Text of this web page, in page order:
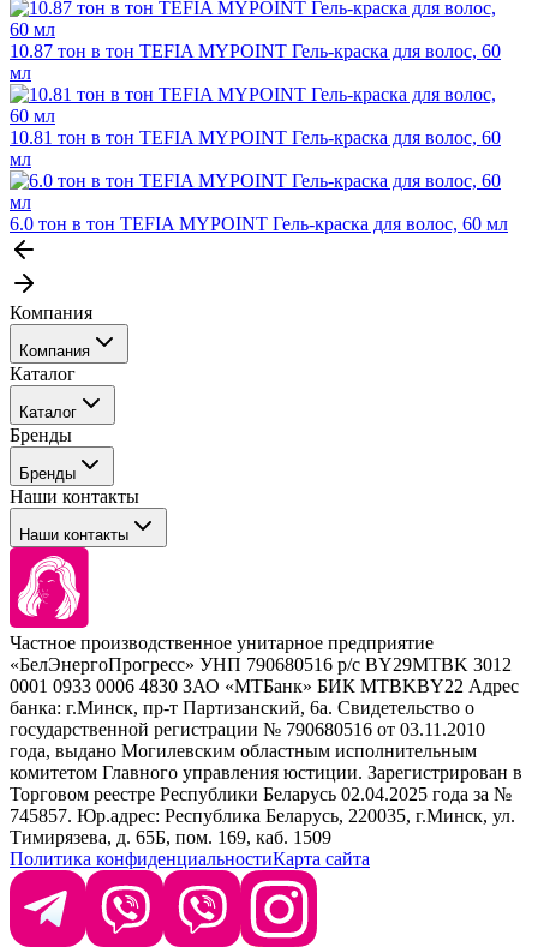
10.87 тон в тон TEFIA MYPOINT Гель-краска для волос, 60
мл
10.81 тон в тон TEFIA MYPOINT Гель-краска для волос, 60
мл
6.0 тон в тон TEFIA MYPOINT Гель-краска для волос, 60 мл
Компания
Компания
События
Покупателю
Каталог
Каталог
Профессиональные средства для окрашивания волос
Сервисные средства
Уход
Стайлинг
Брови и ресницы
Барберинг
Наборы
Расходные материалы
Бренды
Бренды
Tefia
Concept
Kezy
Barex
Sim Sensitive
Kebren
Selective Professional
White Line
Наши контакты
Наши контакты
+ 375 44 7233514
+ 375 29 1649505
info@krasabel.by
Офис: г. Минск, ул. Тимирязева 65Б, офис 1509
Склад: г. Минск, ул. Домбровская, 15
Время работы: пн–чт 9:00–17:30, пт 9:00–17:00
Частное производственное унитарное предприятие
«БелЭнергоПрогресс» УНП 790680516 р/с BY29MTBK 3012
0001 0933 0006 4830 ЗАО «МТБанк» БИК MTBKBY22 Адрес
банка: г.Минск, пр-т Партизанский, 6а. Свидетельство о
государственной регистрации № 790680516 от 03.11.2010
года, выдано Могилевским областным исполнительным
комитетом Главного управления юстиции. Зарегистрирован в
Торговом реестре Республики Беларусь 02.04.2025 года за №
745857. Юр.адрес: Республика Беларусь, 220035, г.Минск, ул.
Тимирязева, д. 65Б, пом. 169, каб. 1509
Политика конфиденциальностиКарта сайта